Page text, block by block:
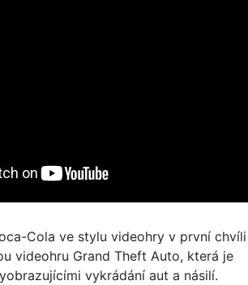
Cola ve stylu videohry v první chvíli
videohru Grand Theft Auto, která je
vykrádání aut a násilí.